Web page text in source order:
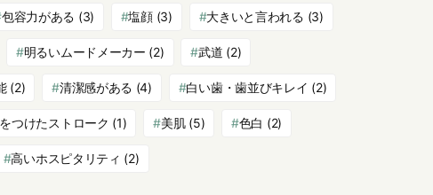
包容力がある (3) 塩顔(3) 大きいと言われる (3)
明るいムードメーカー (2) 武道 (2)
(2) 清潔感がある (4) 白い歯・歯並びキレイ (2)
つけたストローク (1) 美肌(5) 色白 (2)
高いホスピタリティ (2)